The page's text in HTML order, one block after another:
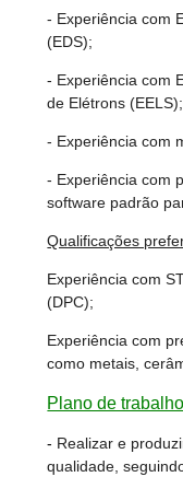
- Experiência com
(EDS);
- Experiência com
de Elétrons (EELS);
- Experiência com
- Experiência com
software padrão
Qualificações
Experiência com
(DPC);
Experiência com
como metais,
Plano de
- Realizar e
qualidade,